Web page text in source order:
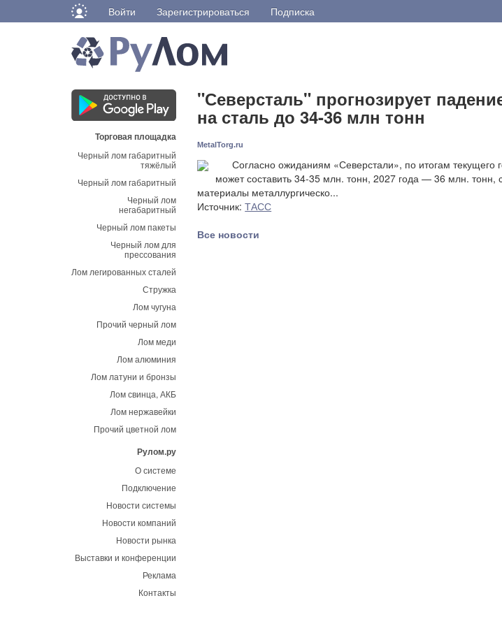
Войти Зарегистрироваться Подписка
Торговая площадка
Черный лом габаритный
тяжёлый
Черный лом габаритный
Черный лом
негабаритный
Черный лом пакеты
Черный лом для
прессования
Лом легированных сталей
Стружка
Лом чугуна
Прочий черный лом
Лом меди
Лом алюминия
Лом латуни и бронзы
Лом свинца, АКБ
Лом нержавейки
Прочий цветной лом
Рулом.ру
О системе
Подключение
Новости системы
Новости компаний
Новости рынка
Выставки и конференции
Реклама
Контакты
"Северсталь" прогнозирует
на сталь до 34-36 млн тонн
MetalTorg.ru
Согласно ожиданиям «Северстали», по итогам текущего
может составить 34-35 млн. тонн, 2027 года — 36 млн.
материалы металлургическо...
Источник:ТАСС
Все новости